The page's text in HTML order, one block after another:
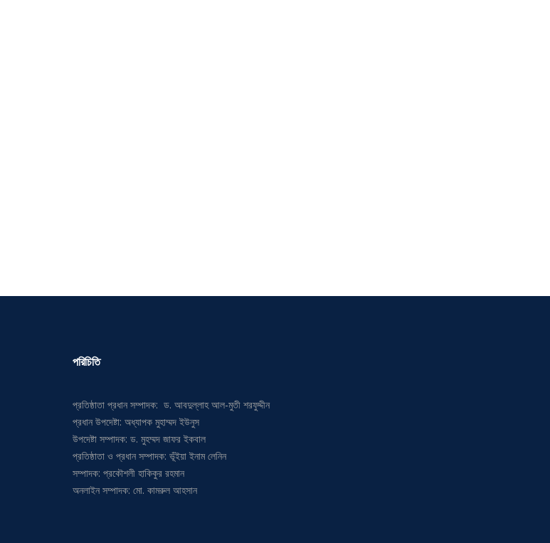
পরিচিতি
প্রতিষ্ঠাতা প্রধান সম্পাদক: ড. আবদুল্লাহ আল-মুতী শরফুদ্দীন
প্রধান উপদেষ্টা: অধ্যাপক মুহাম্মদ ইউনুস
উপদেষ্টা সম্পাদক: ড. মুহম্মদ জাফর ইকবাল
প্রতিষ্ঠাতা ও প্রধান সম্পাদক: ভূঁইয়া ইনাম লেনিন
সম্পাদক: প্রকৌশলী হাকিকুর রহমান
অনলাইন সম্পাদক: মো. কামরুল আহসান